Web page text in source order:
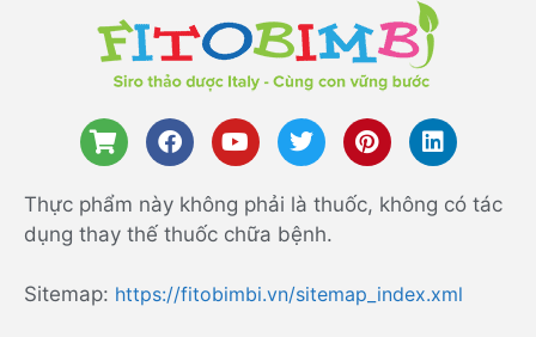
Thực phẩm này không phải là thuốc, không có tác
dụng thay thế thuốc chữa bệnh.
Sitemap: https://fitobimbi.vn/sitemap_index.xml